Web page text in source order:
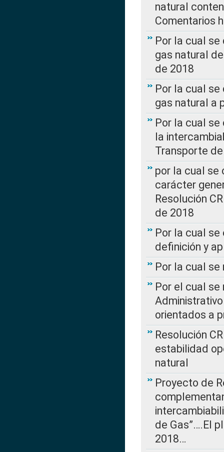
natural
Comentarios
Por la cual
gas natural
de 2018
Por la cual
gas natural a
Por la cual
la
Transporte
por la cual se
carácter
Resolución
de 2018
Por la cual
definición y
Por la cual
Por el cual
orientados a
Resolución
estabilidad
natural
Proyecto de
de Gas”….El
2018…